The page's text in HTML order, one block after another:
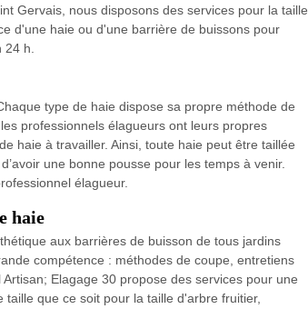
Gervais, nous disposons des services pour la taille
d'une haie ou d'une barrière de buissons pour
24 h.
type de haie dispose sa propre méthode de
professionnels élagueurs ont leurs propres
haie à travailler. Ainsi, toute haie peut être taillée
une bonne pousse pour les temps à venir.
élagueur.
haie
aux barrières de buisson de tous jardins
compétence : méthodes de coupe, entretiens
Elagage 30 propose des services pour une
que ce soit pour la taille d'arbre fruitier,